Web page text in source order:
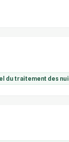
du traitement des